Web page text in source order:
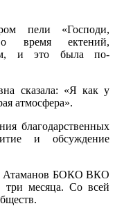
пели «Господи,
время ектений,
и это была по-
сказала: «Я как у
атмосфера».
благодарственных
и обсуждение
Атаманов БОКО ВКО
месяца. Со всей